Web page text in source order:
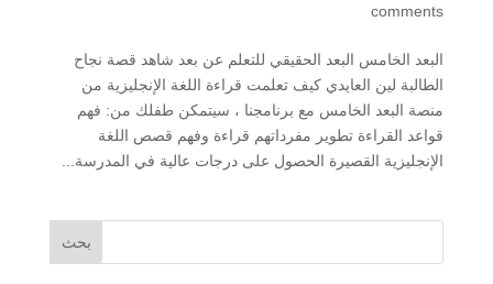
comments
البعد الخامس البعد الحقيقي للتعلم عن بعد شاهد قصة نجاح
الطالبة لين العايدي كيف تعلمت قراءة اللغة الإنجليزية من
منصة البعد الخامس مع برنامجنا ، سيتمكن طفلك من: فهم
قواعد القراءة تطوير مفرداتهم قراءة وفهم قصص اللغة
الإنجليزية القصيرة الحصول على درجات عالية في المدرسة...